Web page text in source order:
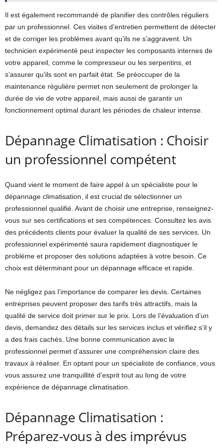
Il est également recommandé de planifier des contrôles réguliers
par un professionnel. Ces visites d’entretien permettent de détecter
et de corriger les problèmes avant qu’ils ne s’aggravent. Un
technicien expérimenté peut inspecter les composants internes de
votre appareil, comme le compresseur ou les serpentins, et
s’assurer qu’ils sont en parfait état. Se préoccuper de la
maintenance régulière permet non seulement de prolonger la
durée de vie de votre appareil, mais aussi de garantir un
fonctionnement optimal durant les périodes de chaleur intense.
Dépannage Climatisation : Choisir
un professionnel compétent
Quand vient le moment de faire appel à un spécialiste pour le
dépannage climatisation, il est crucial de sélectionner un
professionnel qualifié. Avant de choisir une entreprise, renseignez-
vous sur ses certifications et ses compétences. Consultez les avis
des précédents clients pour évaluer la qualité de ses services. Un
professionnel expérimenté saura rapidement diagnostiquer le
problème et proposer des solutions adaptées à votre besoin. Ce
choix est déterminant pour un dépannage efficace et rapide.
Ne négligez pas l’importance de comparer les devis. Certaines
entreprises peuvent proposer des tarifs très attractifs, mais la
qualité de service doit primer sur le prix. Lors de l’évaluation d’un
devis, demandez des détails sur les services inclus et vérifiez s’il y
a des frais cachés. Une bonne communication avec le
professionnel permet d’assurer une compréhension claire des
travaux à réaliser. En optant pour un spécialiste de confiance, vous
vous assurez une tranquillité d’esprit tout au long de votre
expérience de dépannage climatisation.
Dépannage Climatisation :
Préparez-vous à des imprévus